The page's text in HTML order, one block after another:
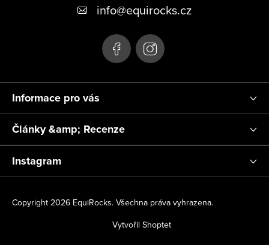
í
info@equirocks.cz
Informace pro vás
Články &amp; Recenze
Instagram
Vytvořil Shoptet
Copyright 2026 EquiRocks. Všechna práva vyhrazena.